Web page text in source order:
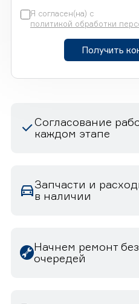
Я согласен(на) с
политикой обработки
Получить
Согласование
каждом этапе
Запчасти и
в наличии
Начнем ремонт
очередей